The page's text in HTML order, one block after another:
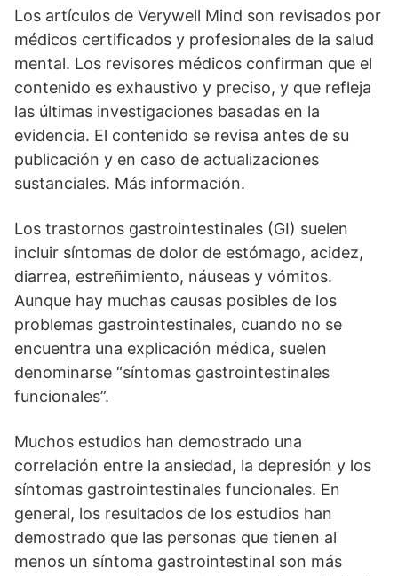
Los artículos de Verywell Mind son revisados por
médicos certificados y profesionales de la salud
mental. Los revisores médicos confirman que el
contenido es exhaustivo y preciso, y que refleja
las últimas investigaciones basadas en la
evidencia. El contenido se revisa antes de su
publicación y en caso de actualizaciones
sustanciales. Más información.
Los trastornos gastrointestinales (GI) suelen
incluir síntomas de dolor de estómago, acidez,
diarrea, estreñimiento, náuseas y vómitos.
Aunque hay muchas causas posibles de los
problemas gastrointestinales, cuando no se
encuentra una explicación médica, suelen
denominarse “síntomas gastrointestinales
funcionales”.
Muchos estudios han demostrado una
correlación entre la ansiedad, la depresión y los
síntomas gastrointestinales funcionales. En
general, los resultados de los estudios han
demostrado que las personas que tienen al
menos un síntoma gastrointestinal son más